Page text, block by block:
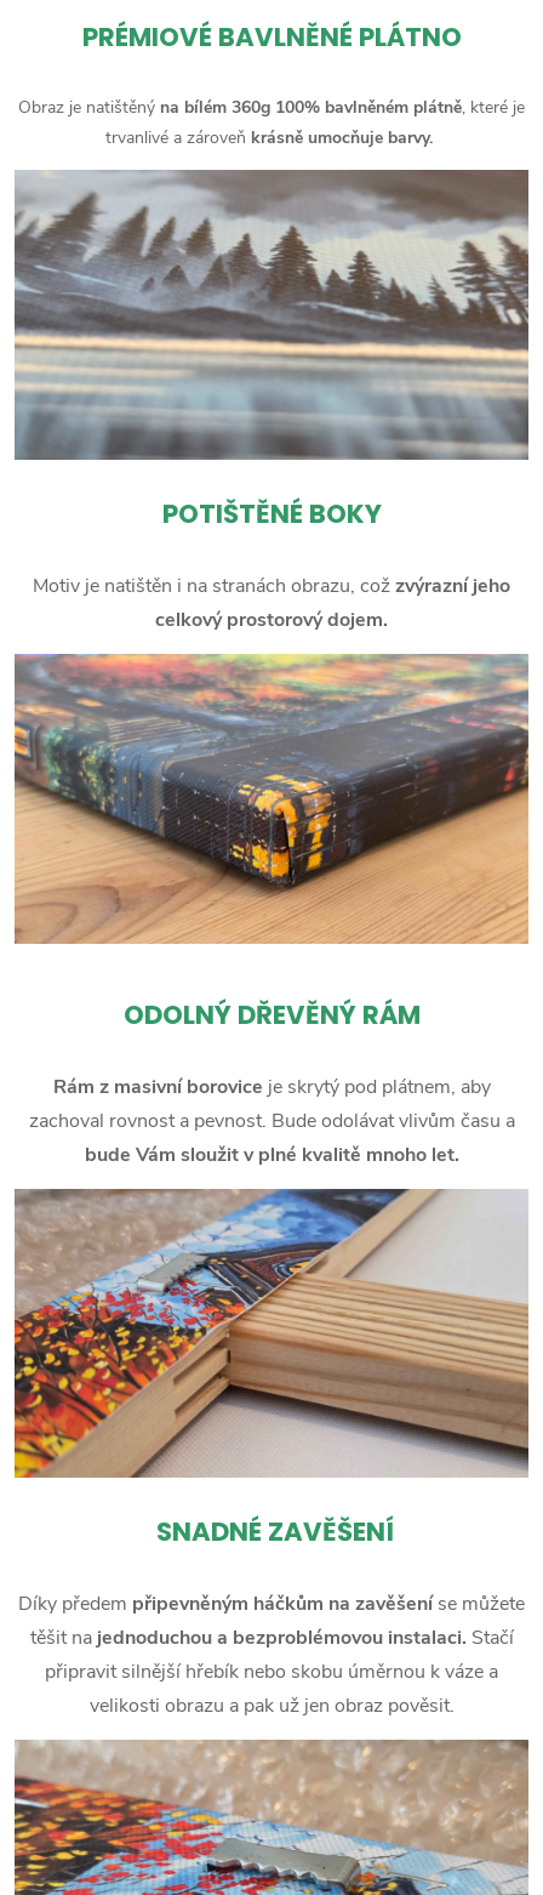
PRÉMIOVÉ BAVLNĚNÉ PLÁTNO
Obraz je natištěný na bílém 360g 100% bavlněném plátně, které je
trvanlivé a zároveň krásně umocňuje barvy.
POTIŠTĚNÉ BOKY
Motiv je natištěn i na stranách obrazu, cožzvýrazní jeho
celkový prostorový dojem.
ODOLNÝ DŘEVĚNÝ RÁM
Rám z masivní borovice je skrytý pod plátnem, aby
zachoval rovnost a pevnost. Bude odolávat vlivům času a
bude Vám sloužit v plné kvalitě mnoho let.
SNADNÉ ZAVĚŠENÍ
Díky předem připevněným háčkům na zavěšeníse můžete
těšit na jednoduchou a bezproblémovou instalaci. Stačí
připravit silnější hřebík nebo skobu úměrnou k váze a
velikosti obrazu a pak už jen obraz pověsit.